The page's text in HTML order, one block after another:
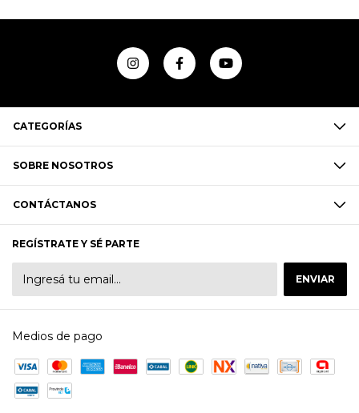
CATEGORÍAS
SOBRE NOSOTROS
CONTÁCTANOS
REGÍSTRATE Y SÉ PARTE
Medios de pago